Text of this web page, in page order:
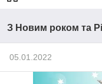
З Новим роком та
05.01.2022